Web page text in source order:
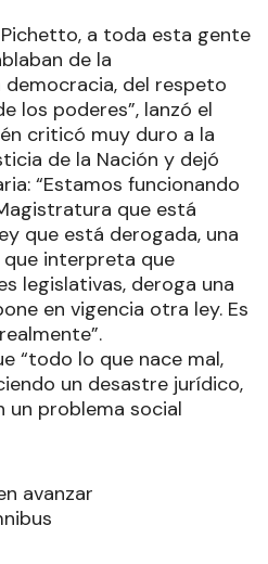
a toda esta gente
de la
del respeto
los poderes”, lanzó el
criticó muy duro a la
de la Nación y dejó
“Estamos funcionando
que está
que está derogada, una
interpreta que
legislativas, deroga una
en vigencia otra ley. Es
“todo lo que nace mal,
un desastre jurídico,
un problema social
avanzar